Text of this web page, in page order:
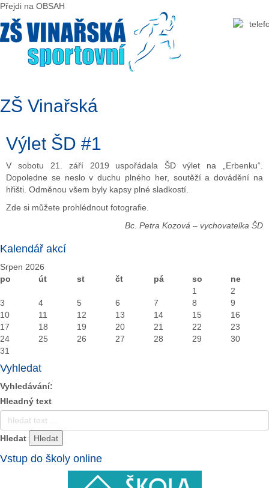
Přejdi na OBSAH
ZŠ Vinařská
Výlet ŠD #1
V sobotu 21. září 2019 uspořádala ŠD výlet na „Erbenku“.
Dopoledne se neslo v duchu plného her, soutěží a dovádění na
hřišti. Odměnou všem byly kapsy plné sladkostí.
Zde si můžete prohlédnout fotografie.
Bc. Petra Kozová – vychovatelka ŠD
Kalendář akcí
rok
měsíc
rok
měsíc
Srpen 2026
po
út st čt pá so
ne
1
2
3
4 5 6 7 8
9
10
11 12 13 14 15
16
17
18 19 20 21 22
23
24
25 26 27 28 29
30
31
Vyhledat
Vyhledávání:
Hleadný text
Hledat
Vstup do školy online